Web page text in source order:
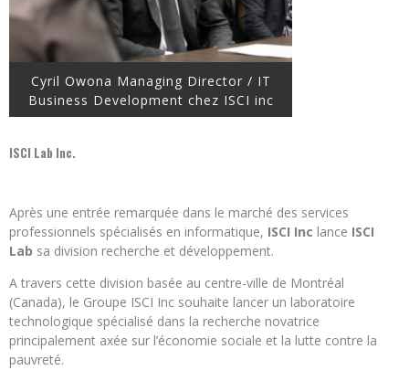
Cyril Owona Managing Director / IT
Business Development chez ISCI inc
ISCI Lab Inc.
Après une entrée remarquée dans le marché des services
professionnels spécialisés en informatique, ISCI Inc lance ISCI
Lab sa division recherche et développement.
A travers cette division basée au centre-ville de Montréal
(Canada), le Groupe ISCI Inc souhaite lancer un laboratoire
technologique spécialisé dans la recherche novatrice
principalement axée sur l’économie sociale et la lutte contre la
pauvreté.